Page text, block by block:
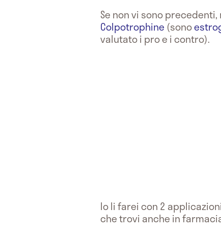
Se non vi sono
Colpotrophine (sono
valutato i pro e i contro).
Io li farei con 2
che trovi anche in